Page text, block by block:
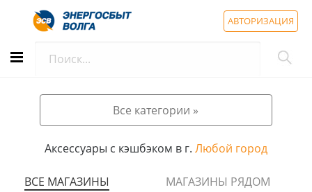
АВТОРИЗАЦИЯ
Все категории »
Аксессуары с кэшбэком в г. Любой город
ВСЕ МАГАЗИНЫ МАГАЗИНЫ РЯДОМ